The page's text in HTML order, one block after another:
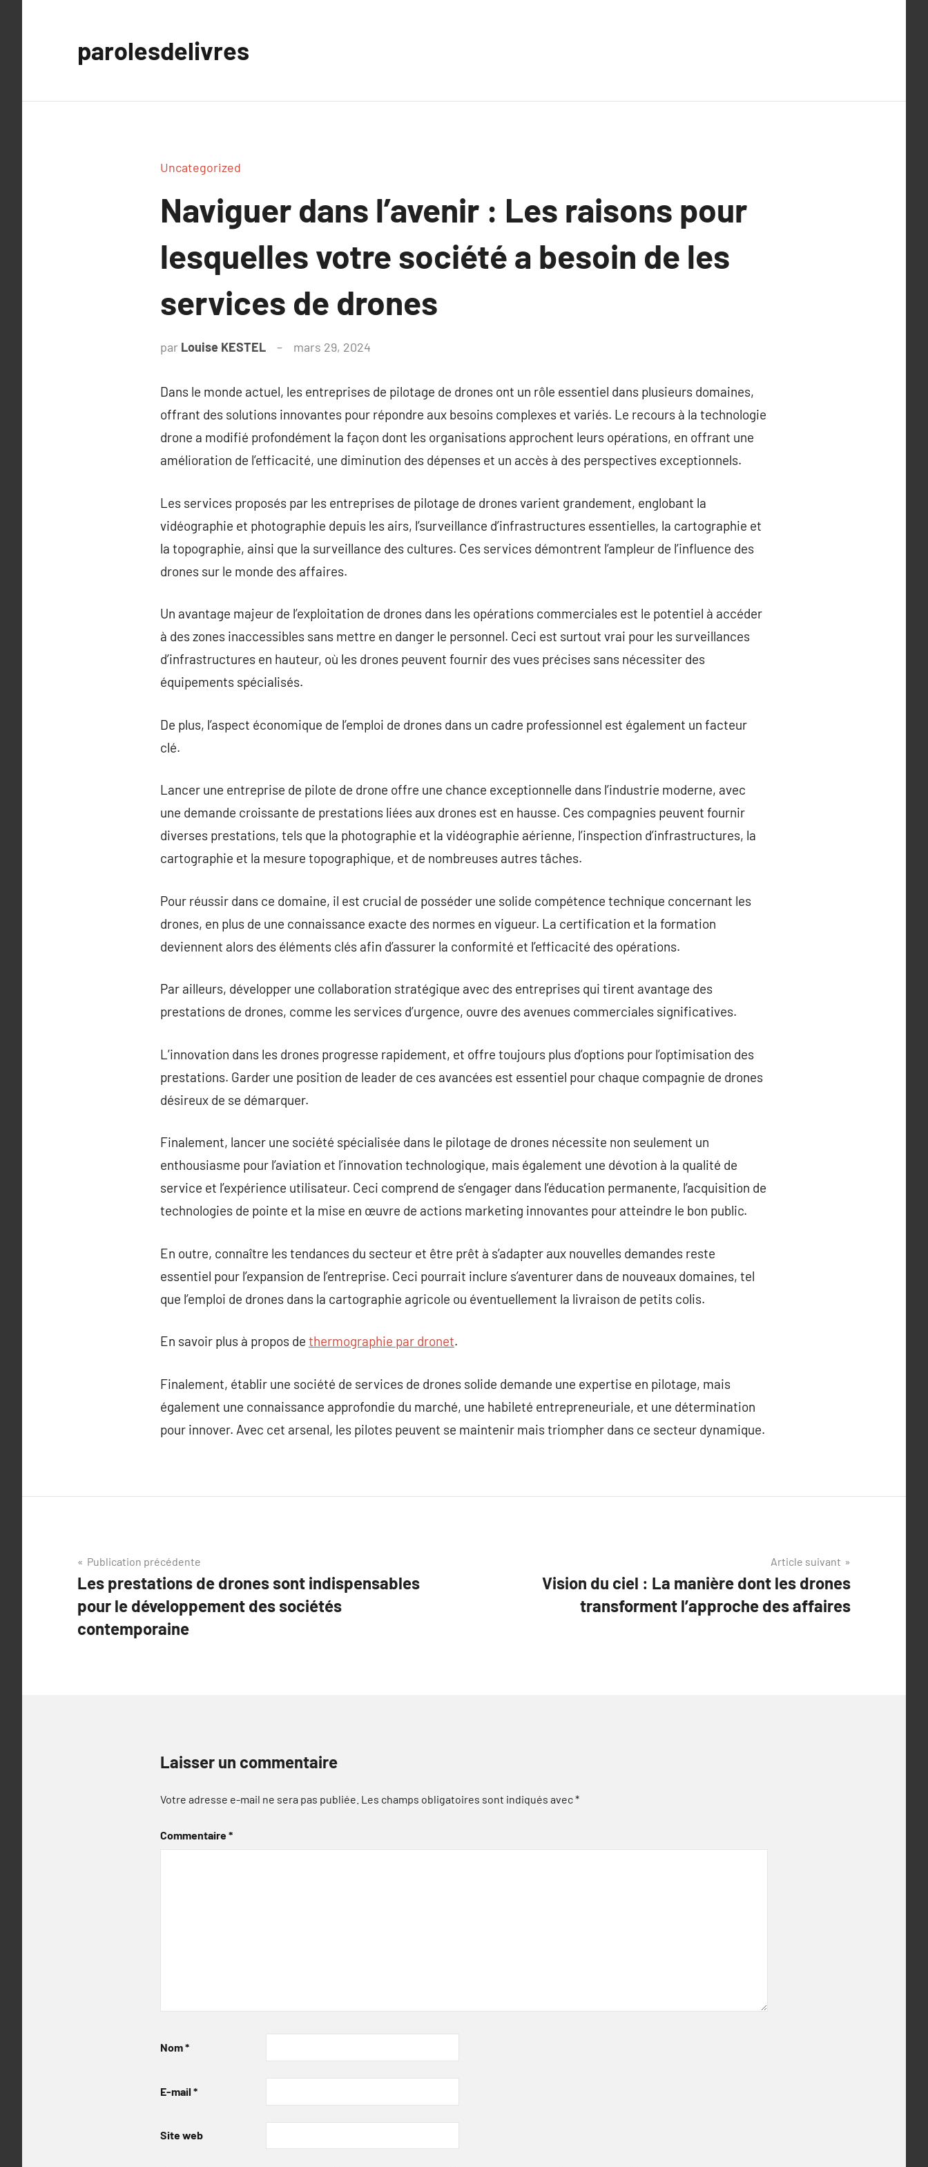
parolesdelivres
Uncategorized
Naviguer dans l’avenir : Les raisons pour
lesquelles votre société a besoin de les
services de drones
par Louise KESTEL mars 29, 2024
Dans le monde actuel, les entreprises de pilotage de drones ont un rôle essentiel dans plusieurs domaines,
offrant des solutions innovantes pour répondre aux besoins complexes et variés. Le recours à la technologie
drone a modifié profondément la façon dont les organisations approchent leurs opérations, en offrant une
amélioration de l’efficacité, une diminution des dépenses et un accès à des perspectives exceptionnels.
Les services proposés par les entreprises de pilotage de drones varient grandement, englobant la
vidéographie et photographie depuis les airs, l’surveillance d’infrastructures essentielles, la cartographie et
la topographie, ainsi que la surveillance des cultures. Ces services démontrent l’ampleur de l’influence des
drones sur le monde des affaires.
Un avantage majeur de l’exploitation de drones dans les opérations commerciales est le potentiel à accéder
à des zones inaccessibles sans mettre en danger le personnel. Ceci est surtout vrai pour les surveillances
d’infrastructures en hauteur, où les drones peuvent fournir des vues précises sans nécessiter des
équipements spécialisés.
De plus, l’aspect économique de l’emploi de drones dans un cadre professionnel est également un facteur
clé.
Lancer une entreprise de pilote de drone offre une chance exceptionnelle dans l’industrie moderne, avec
une demande croissante de prestations liées aux drones est en hausse. Ces compagnies peuvent fournir
diverses prestations, tels que la photographie et la vidéographie aérienne, l’inspection d’infrastructures, la
cartographie et la mesure topographique, et de nombreuses autres tâches.
Pour réussir dans ce domaine, il est crucial de posséder une solide compétence technique concernant les
drones, en plus de une connaissance exacte des normes en vigueur. La certification et la formation
deviennent alors des éléments clés afin d’assurer la conformité et l’efficacité des opérations.
Par ailleurs, développer une collaboration stratégique avec des entreprises qui tirent avantage des
prestations de drones, comme les services d’urgence, ouvre des avenues commerciales significatives.
L’innovation dans les drones progresse rapidement, et offre toujours plus d’options pour l’optimisation des
prestations. Garder une position de leader de ces avancées est essentiel pour chaque compagnie de drones
désireux de se démarquer.
Finalement, lancer une société spécialisée dans le pilotage de drones nécessite non seulement un
enthousiasme pour l’aviation et l’innovation technologique, mais également une dévotion à la qualité de
service et l’expérience utilisateur. Ceci comprend de s’engager dans l’éducation permanente, l’acquisition de
technologies de pointe et la mise en œuvre de actions marketing innovantes pour atteindre le bon public.
En outre, connaître les tendances du secteur et être prêt à s’adapter aux nouvelles demandes reste
essentiel pour l’expansion de l’entreprise. Ceci pourrait inclure s’aventurer dans de nouveaux domaines, tel
que l’emploi de drones dans la cartographie agricole ou éventuellement la livraison de petits colis.
En savoir plus à propos de thermographie par dronet.
Finalement, établir une société de services de drones solide demande une expertise en pilotage, mais
également une connaissance approfondie du marché, une habileté entrepreneuriale, et une détermination
pour innover. Avec cet arsenal, les pilotes peuvent se maintenir mais triompher dans ce secteur dynamique.
Navigation
de
l’article
Publication précédente
Les prestations de drones sont indispensables
pour le développement des sociétés
contemporaine
Article suivant
Vision du ciel : La manière dont les drones
transforment l’approche des affaires
Laisser un commentaire
Votre adresse e-mail ne sera pas publiée. Les champs obligatoires sont indiqués avec*
Commentaire*
Nom*
E-mail *
Site web